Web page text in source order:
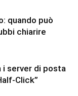
quando può
chiarire
i server di posta
Click”